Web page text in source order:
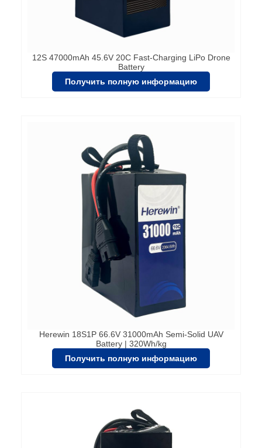
12S 47000mAh 45.6V 20C Fast-Charging LiPo Drone
Battery
Получить полную информацию
Herewin 18S1P 66.6V 31000mAh Semi-Solid UAV
Battery | 320Wh/kg
Получить полную информацию